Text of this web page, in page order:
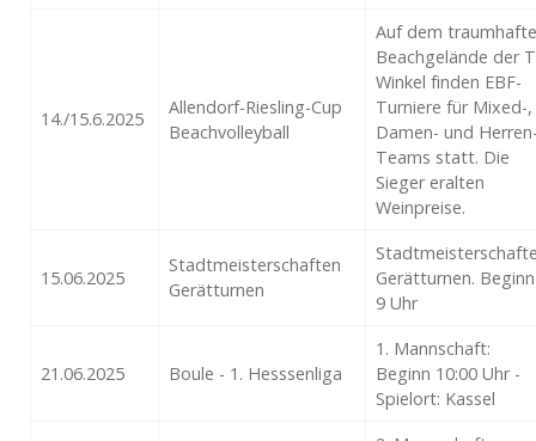
14./15.6.2025
Allendorf-Riesling-Cup
Beachvolleyball
Auf dem
Beachgelände der
Winkel finden EBF-
Turniere für Mixed-,
Damen- und
Teams statt. Die
Sieger eralten
Weinpreise.
15.06.2025
Stadtmeisterschaften
Gerätturnen
Gerätturnen. Beginn
9 Uhr
21.06.2025 Boule - 1. Hesssenliga
1. Mannschaft:
Beginn 10:00 Uhr -
Spielort: Kassel